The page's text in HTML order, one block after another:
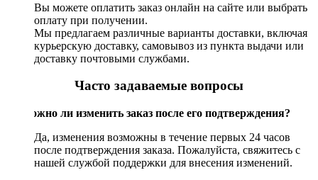
Вы можете оплатить заказ онлайн на сайте или выбрать
оплату при получении.
Мы предлагаем различные варианты доставки, включая
курьерскую доставку, самовывоз из пункта выдачи или
доставку почтовыми службами.
Часто задаваемые вопросы
Возможно ли изменить заказ после его подтверждения?
Да, изменения возможны в течение первых 24 часов
после подтверждения заказа. Пожалуйста, свяжитесь с
нашей службой поддержки для внесения изменений.